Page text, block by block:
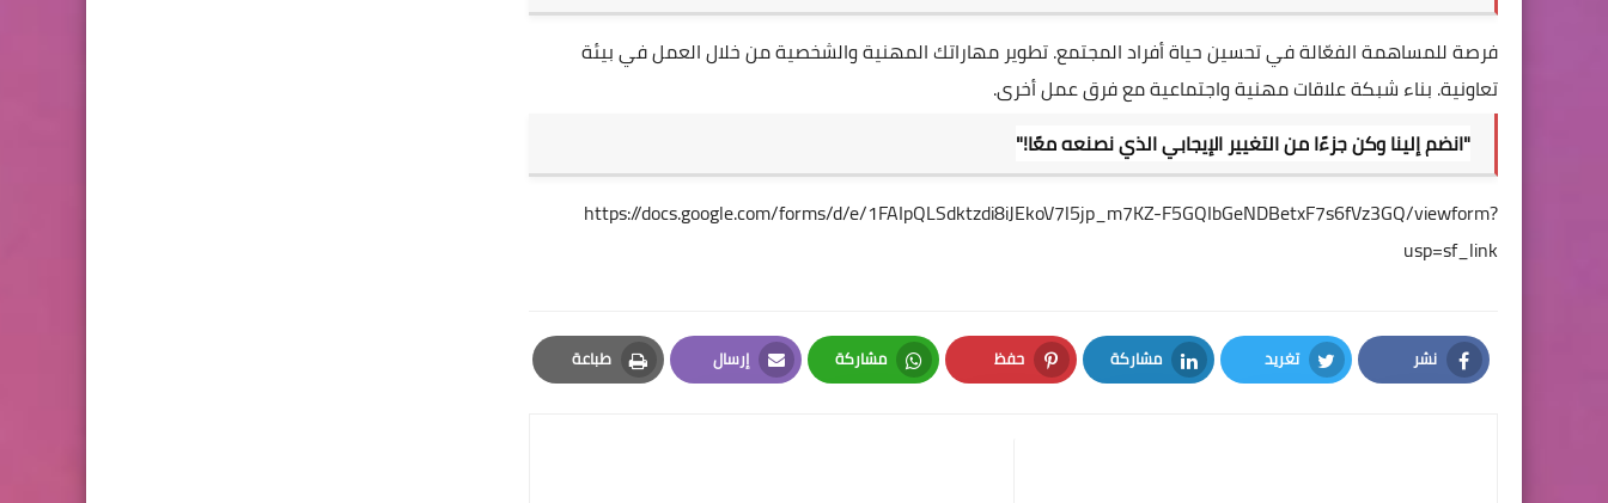
فرصة للمساهمة الفعّالة في تحسين حياة أفراد المجتمع. تطوير مهاراتك المهنية والشخصية من خلال العمل في بيئة
تعاونية. بناء شبكة علاقات مهنية واجتماعية مع فرق عمل أخرى.
"انضم إلينا وكن جزءًا من التغيير الإيجابي الذي نصنعه معًا!"
https://docs.google.com/forms/d/e/1FAIpQLSdktzdi8iJEkoV7l5jp_m7KZ-F5GQIbGeNDBetxF7s6fVz3GQ/viewform?
usp=sf_link
نشر
Facebook
تغريد
Twitter
مشاركة
LinkedIn
حفظ
Pinterest
مشاركة
Whatsapp
إرسال
Email
طباعة
Print